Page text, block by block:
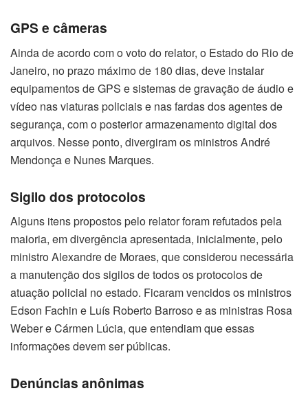
GPS e câmeras
Ainda de acordo com o voto do relator, o Estado do Rio de
Janeiro, no prazo máximo de 180 dias, deve instalar
equipamentos de GPS e sistemas de gravação de áudio e
vídeo nas viaturas policiais e nas fardas dos agentes de
segurança, com o posterior armazenamento digital dos
arquivos. Nesse ponto, divergiram os ministros André
Mendonça e Nunes Marques.
Sigilo dos protocolos
Alguns itens propostos pelo relator foram refutados pela
maioria, em divergência apresentada, inicialmente, pelo
ministro Alexandre de Moraes, que considerou necessária
a manutenção dos sigilos de todos os protocolos de
atuação policial no estado. Ficaram vencidos os ministros
Edson Fachin e Luís Roberto Barroso e as ministras Rosa
Weber e Cármen Lúcia, que entendiam que essas
informações devem ser públicas.
Denúncias anônimas